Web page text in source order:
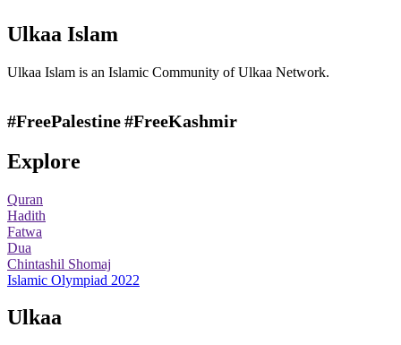
Ulkaa Islam
Ulkaa Islam is an Islamic Community of Ulkaa Network.
#FreePalestine#FreeKashmir
Explore
Quran
Hadith
Fatwa
Dua
Chintashil Shomaj
Islamic Olympiad 2022
Ulkaa